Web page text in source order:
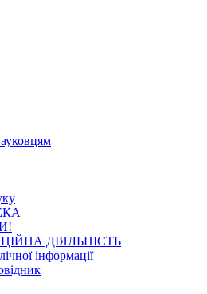
ДІЯЛЬНІСТЬ
інформації